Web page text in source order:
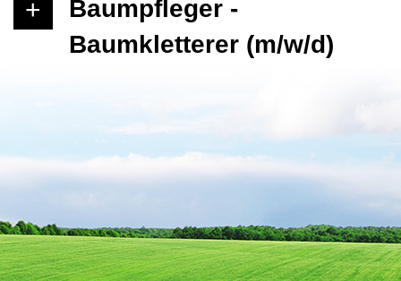
Baumpfleger -
Baumkletterer (m/w/d)